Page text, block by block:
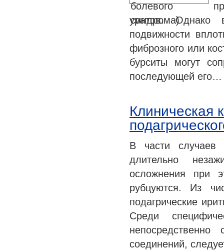
уратов. Однако
подвижности
фиброзного или
бурситы могут
последующей его…
Клиническая
В части случаев
длительно
осложнения при
рубцуются. Из
подагрические
Среди
соединений,